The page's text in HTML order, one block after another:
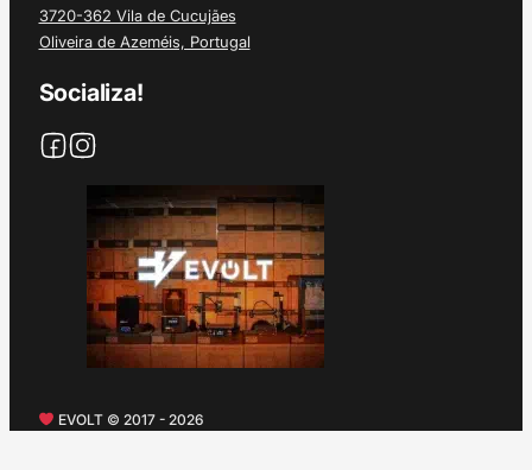
3720-362 Vila de Cucujães
Oliveira de Azeméis, Portugal
Socializa!
EVOLT © 2017 - 2026